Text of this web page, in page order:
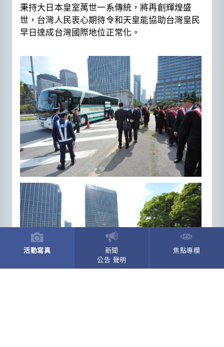
活動寫真
新聞
公告 聲明
焦點專欄
秉持大日本皇室萬世一系傳統，將再創輝煌盛
世，台灣人民衷心期待令和天皇能協助台灣皇民
早日達成台灣國際地位正常化。